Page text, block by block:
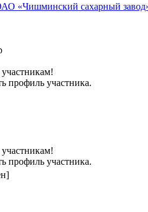
«Чишминский сахарный
профиль участника.
профиль участника.